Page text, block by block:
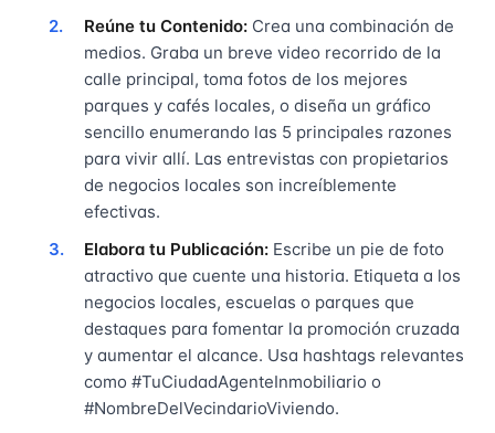
Reúne tu Contenido: Crea una combinación de
medios. Graba un breve video recorrido de la
calle principal, toma fotos de los mejores
parques y cafés locales, o diseña un gráfico
sencillo enumerando las 5 principales razones
para vivir allí. Las entrevistas con propietarios
de negocios locales son increíblemente
efectivas.
Elabora tu Publicación: Escribe un pie de foto
atractivo que cuente una historia. Etiqueta a los
negocios locales, escuelas o parques que
destaques para fomentar la promoción cruzada
y aumentar el alcance. Usa hashtags relevantes
como #TuCiudadAgenteInmobiliario o
#NombreDelVecindarioViviendo.